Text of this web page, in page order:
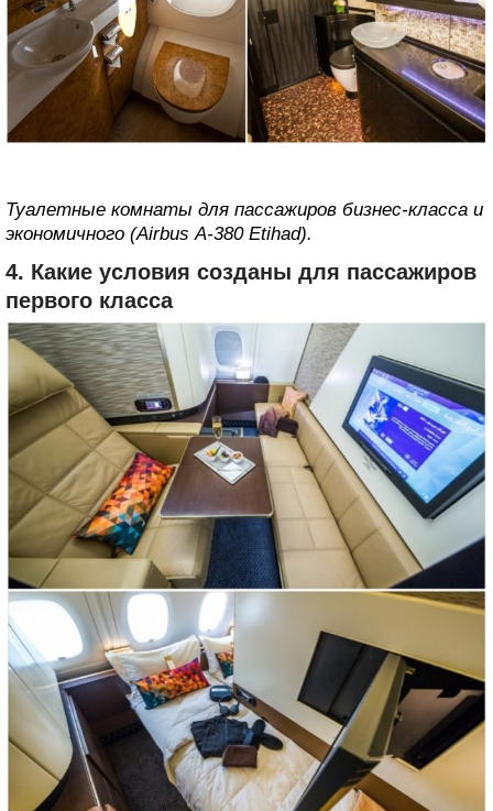
Туалетные комнаты для пассажиров бизнес-класса и
экономичного (Airbus А-380 Etihad).
4. Какие условия созданы для пассажиров
первого класса